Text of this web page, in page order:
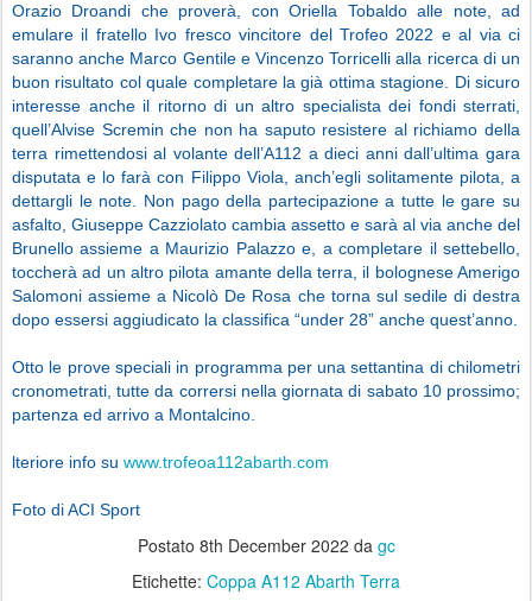
Orazio Droandi che proverà, con Oriella Tobaldo alle note, ad
emulare il fratello Ivo fresco vincitore del Trofeo 2022 e al via ci
saranno anche Marco Gentile e Vincenzo Torricelli alla ricerca di un
buon risultato col quale completare la già ottima stagione. Di sicuro
interesse anche il ritorno di un altro specialista dei fondi sterrati,
quell’Alvise Scremin che non ha saputo resistere al richiamo della
terra rimettendosi al volante dell’A112 a dieci anni dall’ultima gara
disputata e lo farà con Filippo Viola, anch’egli solitamente pilota, a
dettargli le note. Non pago della partecipazione a tutte le gare su
asfalto, Giuseppe Cazziolato cambia assetto e sarà al via anche del
Brunello assieme a Maurizio Palazzo e, a completare il settebello,
toccherà ad un altro pilota amante della terra, il bolognese Amerigo
Salomoni assieme a Nicolò De Rosa che torna sul sedile di destra
dopo essersi aggiudicato la classifica “under 28” anche quest’anno.
Otto le prove speciali in programma per una settantina di chilometri
cronometrati, tutte da corrersi nella giornata di sabato 10 prossimo;
partenza ed arrivo a Montalcino.
lteriore info su www.trofeoa112abarth.com
Foto di ACI Sport
Postato 8th December 2022 da gc
Etichette: Coppa A112 Abarth Terra